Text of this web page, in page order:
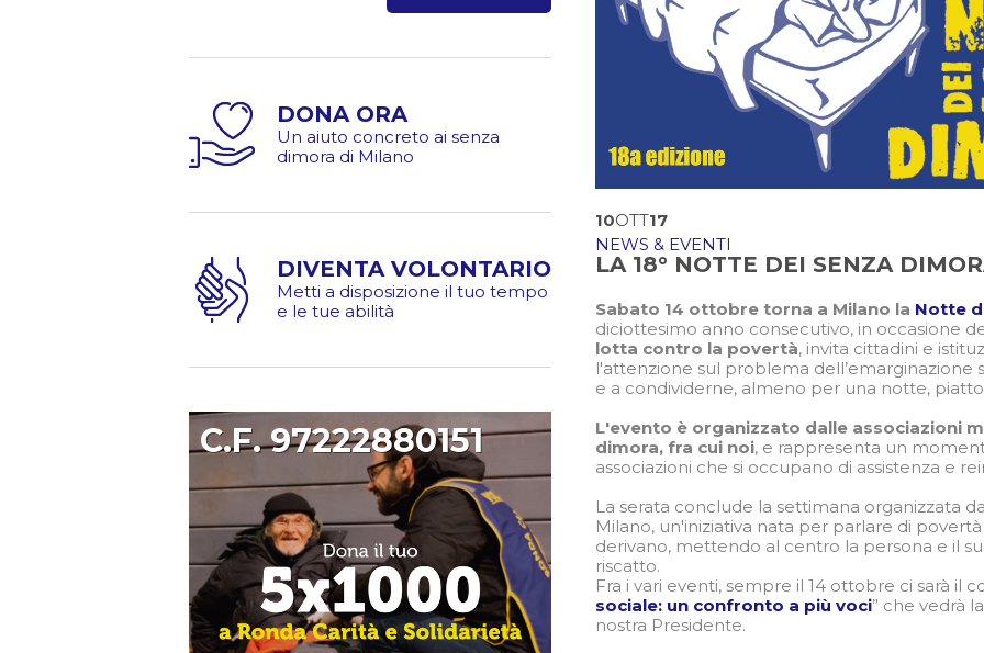
DONA ORA
Un aiuto concreto ai senza
dimora di Milano
DIVENTA VOLONTARIO
Metti a disposizione il tuo tempo
e le tue abilità
C.F. 97222880151
10OTT17
NEWS & EVENTI
LA 18° NOTTE DEI SENZA
Sabato 14 ottobre torna a Milano la Notte
diciottesimo anno consecutivo, in occasione
lotta contro la povertà, invita cittadini e
l'attenzione sul problema dell’emarginazione
e a condividerne, almeno per una notte,
L'evento è organizzato dalle associazioni
dimora, fra cui noi, e rappresenta un
associazioni che si occupano di assistenza e
La serata conclude la settimana organizzata
Milano, un'iniziativa nata per parlare di
derivano, mettendo al centro la persona e il
riscatto.
Fra i vari eventi, sempre il 14 ottobre ci sarà il
sociale: un confronto a più voci” che vedrà
nostra Presidente.